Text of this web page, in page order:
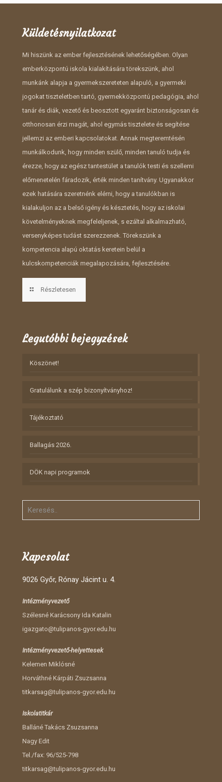
Küldetésnyilatkozat
Mi hiszünk az ember fejlesztésének lehetőségében. Olyan
emberközpontú iskola kialakítására törekszünk, ahol
munkánk alapja a gyermekszereteten alapuló, a gyermeki
jogokat tiszteletben tartó, gyermekközpontú pedagógia, ahol
tanár és diák, vezető és beosztott egyaránt biztonságosan és
otthonosan érzi magát, ahol egymás tisztelete és segítése
jellemzi az emberi kapcsolatokat. Annak megteremtésén
munkálkodunk, hogy minden szülő, minden tanuló tudja és
érezze, hogy az egész tantestület a tanulók testi és szellemi
előmenetelén fáradozik, érték minden tanítvány. Ugyanakkor
ezek hatására szeretnénk elérni, hogy a tanulókban is
kialakuljon az a belső igény és késztetés, hogy az iskolai
követelményeknek megfeleljenek, s ezáltal alkalmazható,
versenyképes tudást szerezzenek. Törekszünk a
kompetencia alapú oktatás keretein belül a
kulcskompetenciák megalapozására, fejlesztésére.
Részletesen
Legutóbbi bejegyzések
Köszönet!
Gratulálunk a szép bizonyítványhoz!
Tájékoztató
Ballagás 2026.
DÖK napi programok
Kapcsolat
9026 Győr, Rónay Jácint u. 4.
Intézményvezető
Szélesné Karácsony Ida Katalin
igazgato@tulipanos-gyor.edu.hu
Intézményvezető-helyettesek
Kelemen Miklósné
Horváthné Kárpáti Zsuzsanna
titkarsag@tulipanos-gyor.edu.hu
Iskolatitkár
Balláné Takács Zsuzsanna
Nagy Edit
Tel./fax: 96/525-798
titkarsag@tulipanos-gyor.edu.hu